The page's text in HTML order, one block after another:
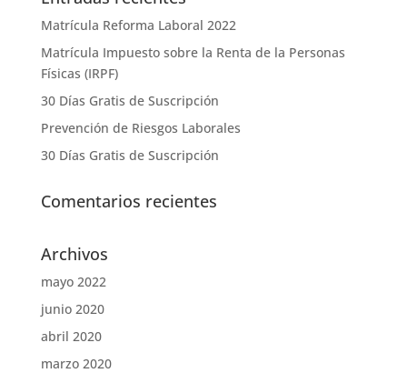
Matrícula Reforma Laboral 2022
Matrícula Impuesto sobre la Renta de la Personas
Físicas (IRPF)
30 Días Gratis de Suscripción
Prevención de Riesgos Laborales
30 Días Gratis de Suscripción
Comentarios recientes
Archivos
mayo 2022
junio 2020
abril 2020
marzo 2020